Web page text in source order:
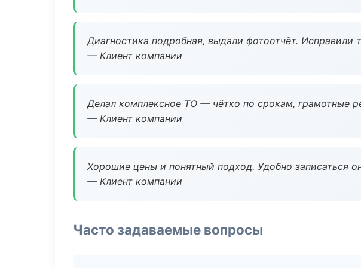
Диагностика подробная, выдали фотоотчёт. Исправили
— Клиент компании
Делал комплексное ТО — чётко по срокам, грамотные
— Клиент компании
Хорошие цены и понятный подход. Удобно записаться
— Клиент компании
Часто задаваемые вопросы